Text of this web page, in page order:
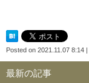
Posted on 2021.11.07 8:14 |
最新の記事